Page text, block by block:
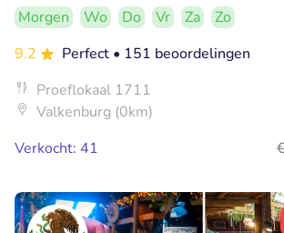
Morgen Wo Do Vr Za
Zo
9.2
Perfect • 151 beoordelingen
Proeflokaal 1711
Valkenburg (0km)
Verkocht: 41